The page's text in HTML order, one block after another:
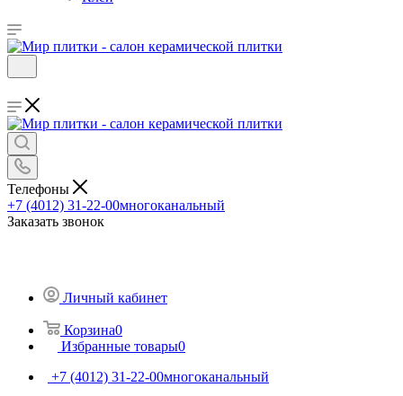
Телефоны
+7 (4012) 31-22-00многоканальный
Заказать звонок
Личный кабинет
Корзина0
Избранные товары0
+7 (4012) 31-22-00многоканальный